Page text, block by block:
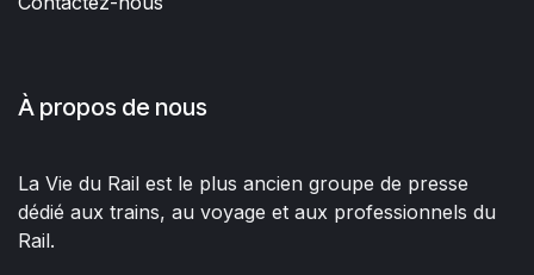
À propos de nous
La Vie du Rail est le plus ancien groupe de presse
dédié aux trains, au voyage et aux professionnels du
Rail.